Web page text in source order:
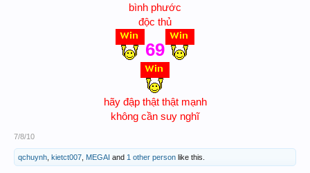
bình phước
độc thủ
69
hãy đập thật thật mạnh
không cần suy nghĩ
7/8/10
qchuynh kietct007 MEGAI and 1 other person like this.